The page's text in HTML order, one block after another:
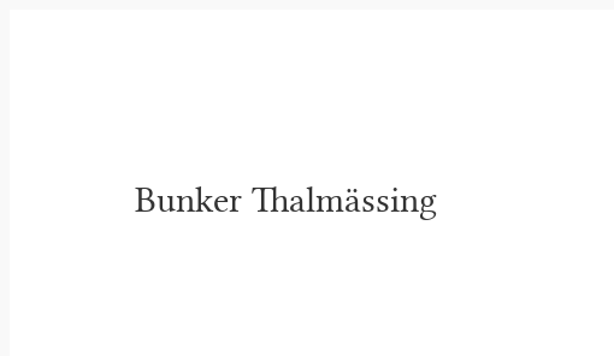
Bunker Thalmässing